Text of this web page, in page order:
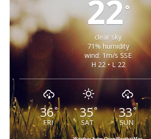
22 °
clear sky
71% humidity
wind: 1m/s SSE
H 22 • L 22
36°
FRI
35°
SAT
33°
SUN